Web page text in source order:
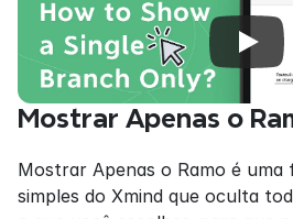
Mostrar Apenas o
Mostrar Apenas o Ramo é uma
simples do Xmind que oculta